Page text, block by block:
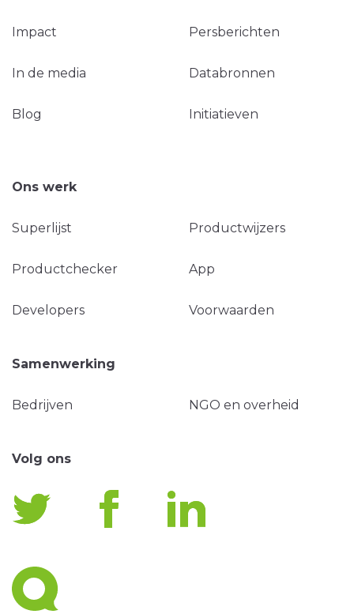
Impact Persberichten
In de media Databronnen
Blog Initiatieven
Ons werk
Superlijst Productwijzers
Productchecker App
Developers Voorwaarden
Samenwerking
Bedrijven NGO en overheid
Volg ons